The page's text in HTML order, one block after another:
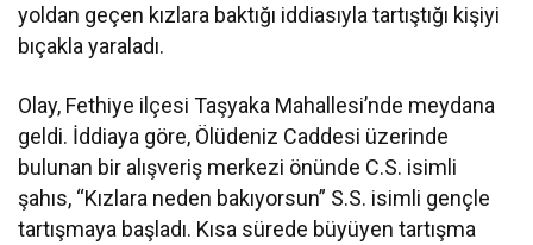
yoldan geçen kızlara baktığı iddiasıyla tartıştığı kişiyi
bıçakla yaraladı.
Olay, Fethiye ilçesi Taşyaka Mahallesi’nde meydana
geldi. İddiaya göre, Ölüdeniz Caddesi üzerinde
bulunan bir alışveriş merkezi önünde C.S. isimli
şahıs, “Kızlara neden bakıyorsun” S.S. isimli gençle
tartışmaya başladı. Kısa sürede büyüyen tartışma